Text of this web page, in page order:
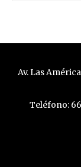
Av. Las
Teléfono: